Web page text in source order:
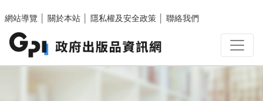
網站導覽
關於本站 隱私權及安全政策 聯絡我們